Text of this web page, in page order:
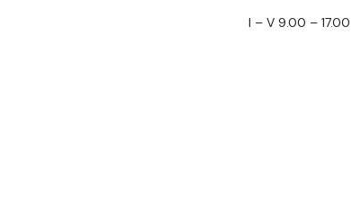
I – V 9.00 – 17.00